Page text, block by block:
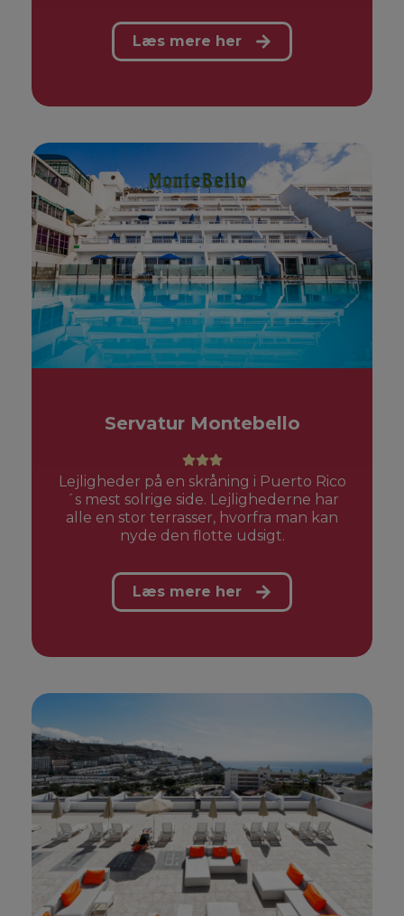
Læs mere her
Servatur Montebello
Lejligheder på en skråning i Puerto Rico
´s mest solrige side. Lejlighederne har
alle en stor terrasser, hvorfra man kan
nyde den flotte udsigt.
Læs mere her